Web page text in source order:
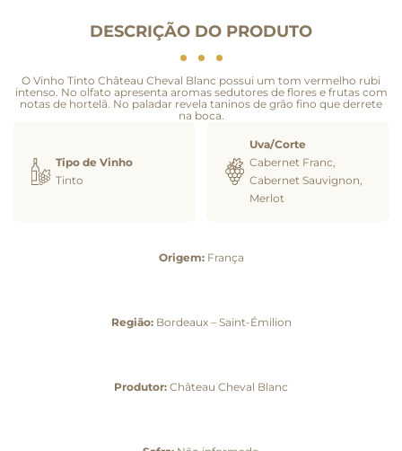
DESCRIÇÃO DO PRODUTO
O Vinho Tinto Château Cheval Blanc possui um tom vermelho rubi
intenso. No olfato apresenta aromas sedutores de flores e frutas com
notas de hortelã. No paladar revela taninos de grão fino que derrete
na boca.
Tipo de Vinho
Tinto
Uva/Corte
Cabernet Franc,
Cabernet Sauvignon,
Merlot
Origem:França
Região:Bordeaux – Saint-Émilion
Produtor: Château Cheval Blanc